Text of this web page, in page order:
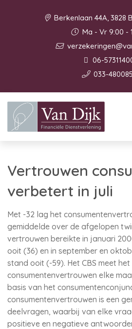
Berkenlaan 44A, 3828
Ma - Vr 9:00 -
06-
033-
Vertrouwen
verbetert in juli
Met -32 lag het
gemiddelde over de afgelopen
vertrouwen bereikte in januari
ooit (36) en in september en
stand ooit (-59). Het CBS meet het
consumentenvertrouwen elke
basis van het
consumentenvertrouwen is een
deelvragen, waarbij van elke
positieve en negatieve